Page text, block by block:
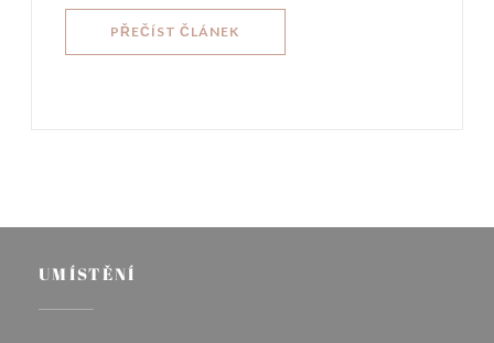
PŘEČÍST ČLÁNEK
UMÍSTĚNÍ